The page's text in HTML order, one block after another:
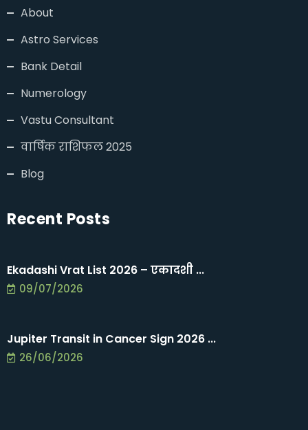
About
Astro Services
Bank Detail
Numerology
Vastu Consultant
वार्षिक राशिफल 2025
Blog
Recent Posts
Ekadashi Vrat List 2026 – एकादशी ...
09/07/2026
Jupiter Transit in Cancer Sign 2026 ...
26/06/2026